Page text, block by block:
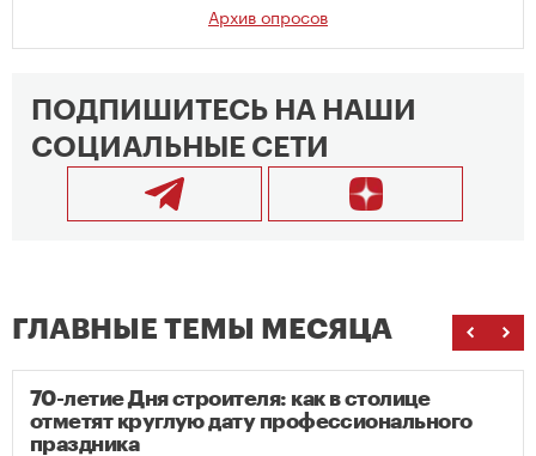
Архив опросов
ПОДПИШИТЕСЬ НА НАШИ
СОЦИАЛЬНЫЕ СЕТИ
ГЛАВНЫЕ ТЕМЫ МЕСЯЦА
70-летие Дня строителя: как в столице
отметят круглую дату профессионального
праздника